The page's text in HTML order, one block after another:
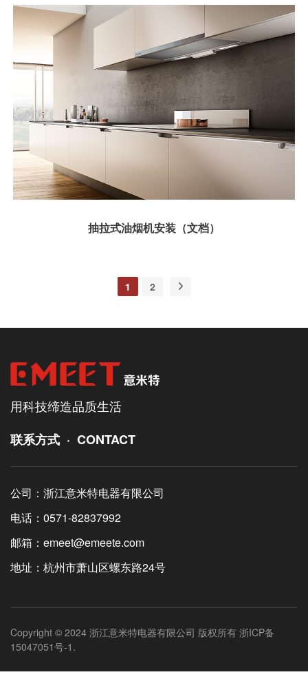
抽拉式油烟机安装（文档）
1 2
用科技缔造品质生活
联系方式 · CONTACT
公司：浙江意米特电器有限公司
电话：0571-82837992
邮箱：emeet@emeete.com
地址：杭州市萧山区螺东路24号
Copyright © 2024 浙江意米特电器有限公司 版权所有 浙ICP备
15047051号-1.